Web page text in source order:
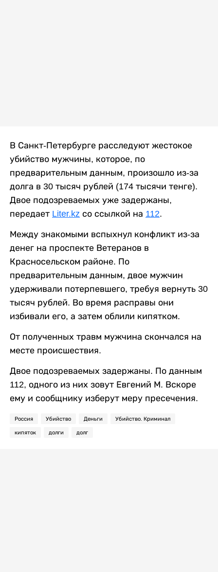
В Санкт-Петербурге расследуют жестокое
убийство мужчины, которое, по
предварительным данным, произошло из-за
долга в 30 тысяч рублей (174 тысячи тенге).
Двое подозреваемых уже задержаны,
передает Liter.kz со ссылкой на 112.
Между знакомыми вспыхнул конфликт из-за
денег на проспекте Ветеранов в
Красносельском районе. По
предварительным данным, двое мужчин
удерживали потерпевшего, требуя вернуть 30
тысяч рублей. Во время расправы они
избивали его, а затем облили кипятком.
От полученных травм мужчина скончался на
месте происшествия.
Двое подозреваемых задержаны. По данным
112, одного из них зовут Евгений М. Вскоре
ему и сообщнику изберут меру пресечения.
Россия Убийство Деньги Убийство. Криминал
кипяток долги долг